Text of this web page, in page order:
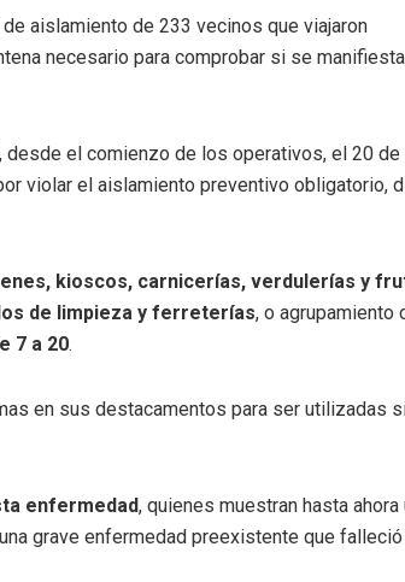
aislamiento de 233 vecinos que viajaron
necesario para comprobar si se
desde el comienzo de los operativos, el 20 de
violar el aislamiento preventivo obligatorio,
kioscos, carnicerías, verdulerías y
de limpieza y ferreterías, o agrupamiento
7 a 20.
en sus destacamentos para ser utilizadas
enfermedad, quienes muestran hasta ahora
grave enfermedad preexistente que